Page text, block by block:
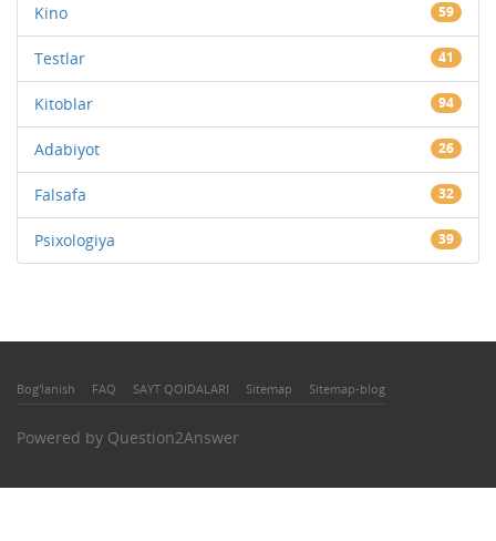
Kino 59
Testlar 41
Kitoblar 94
Adabiyot 26
Falsafa 32
Psixologiya 39
Bog'lanish FAQ SAYT QOIDALARI Sitemap Sitemap-blog
Powered by Question2Answer